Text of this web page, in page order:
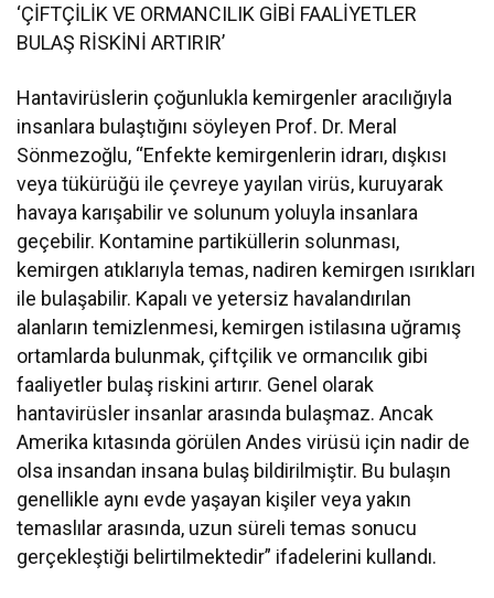
‘ÇİFTÇİLİK VE ORMANCILIK GİBİ FAALİYETLER
BULAŞ RİSKİNİ ARTIRIR’
Hantavirüslerin çoğunlukla kemirgenler aracılığıyla
insanlara bulaştığını söyleyen Prof. Dr. Meral
Sönmezoğlu, “Enfekte kemirgenlerin idrarı, dışkısı
veya tükürüğü ile çevreye yayılan virüs, kuruyarak
havaya karışabilir ve solunum yoluyla insanlara
geçebilir. Kontamine partiküllerin solunması,
kemirgen atıklarıyla temas, nadiren kemirgen ısırıkları
ile bulaşabilir. Kapalı ve yetersiz havalandırılan
alanların temizlenmesi, kemirgen istilasına uğramış
ortamlarda bulunmak, çiftçilik ve ormancılık gibi
faaliyetler bulaş riskini artırır. Genel olarak
hantavirüsler insanlar arasında bulaşmaz. Ancak
Amerika kıtasında görülen Andes virüsü için nadir de
olsa insandan insana bulaş bildirilmiştir. Bu bulaşın
genellikle aynı evde yaşayan kişiler veya yakın
temaslılar arasında, uzun süreli temas sonucu
gerçekleştiği belirtilmektedir” ifadelerini kullandı.